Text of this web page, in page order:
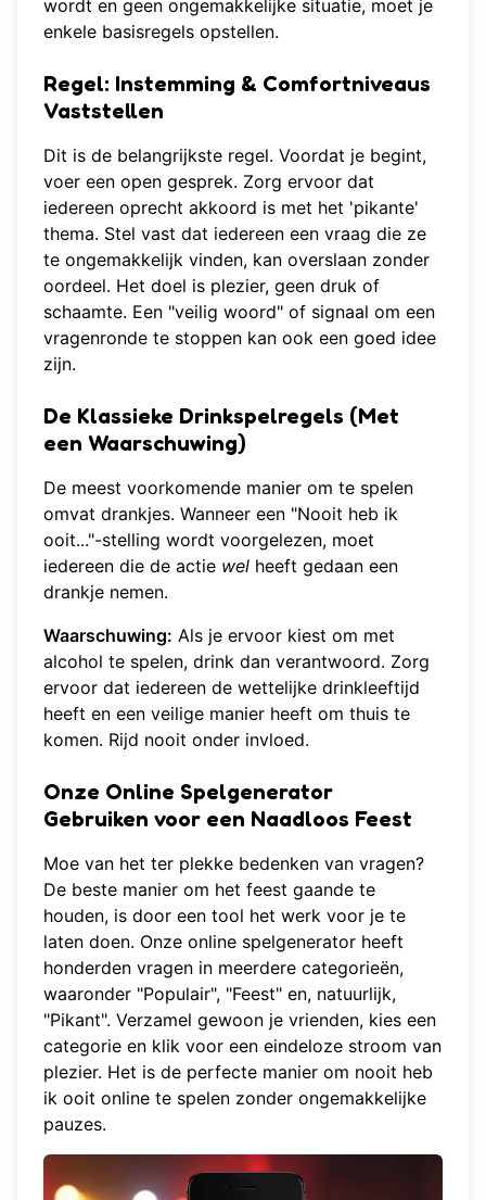
wordt en geen ongemakkelijke situatie, moet je
enkele basisregels opstellen.
Regel: Instemming & Comfortniveaus
Vaststellen
Dit is de belangrijkste regel. Voordat je begint,
voer een open gesprek. Zorg ervoor dat
iedereen oprecht akkoord is met het 'pikante'
thema. Stel vast dat iedereen een vraag die ze
te ongemakkelijk vinden, kan overslaan zonder
oordeel. Het doel is plezier, geen druk of
schaamte. Een "veilig woord" of signaal om een
vragenronde te stoppen kan ook een goed idee
zijn.
De Klassieke Drinkspelregels (Met
een Waarschuwing)
De meest voorkomende manier om te spelen
omvat drankjes. Wanneer een "Nooit heb ik
ooit..."-stelling wordt voorgelezen, moet
iedereen die de actie wel heeft gedaan een
drankje nemen.
Waarschuwing: Als je ervoor kiest om met
alcohol te spelen, drink dan verantwoord. Zorg
ervoor dat iedereen de wettelijke drinkleeftijd
heeft en een veilige manier heeft om thuis te
komen. Rijd nooit onder invloed.
Onze Online Spelgenerator
Gebruiken voor een Naadloos Feest
Moe van het ter plekke bedenken van vragen?
De beste manier om het feest gaande te
houden, is door een tool het werk voor je te
laten doen. Onze online spelgenerator heeft
honderden vragen in meerdere categorieën,
waaronder "Populair", "Feest" en, natuurlijk,
"Pikant". Verzamel gewoon je vrienden, kies een
categorie en klik voor een eindeloze stroom van
plezier. Het is de perfecte manier om nooit heb
ik ooit online te spelen zonder ongemakkelijke
pauzes.